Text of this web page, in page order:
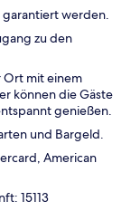
werden.
zu den
Ort mit einem
können die Gäste
genießen.
und Bargeld.
American
15113